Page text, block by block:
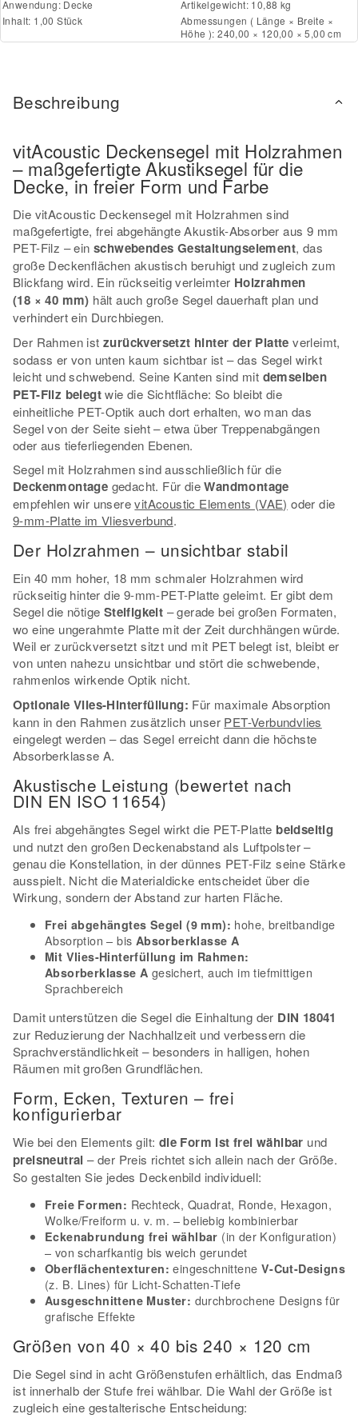
Anwendung: Decke
Artikelgewicht: 10,88 kg
Inhalt: 1,00 Stück
Abmessungen ( Länge × Breite ×
Höhe ): 240,00 × 120,00 × 5,00 cm
Beschreibung
vitAcoustic Deckensegel mit Holzrahmen
– maßgefertigte Akustiksegel für die
Decke, in freier Form und Farbe
Die vitAcoustic Deckensegel mit Holzrahmen sind
maßgefertigte, frei abgehängte Akustik-Absorber aus 9 mm
PET-Filz – einschwebendes Gestaltungselement, das
große Deckenflächen akustisch beruhigt und zugleich zum
Blickfang wird. Ein rückseitig verleimter Holzrahmen
(18 × 40 mm) hält auch große Segel dauerhaft plan und
verhindert ein Durchbiegen.
Der Rahmen ist zurückversetzt hinter der Platte verleimt,
sodass er von unten kaum sichtbar ist – das Segel wirkt
leicht und schwebend. Seine Kanten sind mit demselben
PET-Filz belegtwie die Sichtfläche: So bleibt die
einheitliche PET-Optik auch dort erhalten, wo man das
Segel von der Seite sieht – etwa über Treppenabgängen
oder aus tieferliegenden Ebenen.
Segel mit Holzrahmen sind ausschließlich für die
Deckenmontage gedacht. Für dieWandmontage
empfehlen wir unserevitAcoustic Elements (VAE) oder die
9-mm-Platte im Vliesverbund.
Der Holzrahmen – unsichtbar stabil
Ein 40 mm hoher, 18 mm schmaler Holzrahmen wird
rückseitig hinter die 9-mm-PET-Platte geleimt. Er gibt dem
Segel die nötige Steifigkeit – gerade bei großen Formaten,
wo eine ungerahmte Platte mit der Zeit durchhängen würde.
Weil er zurückversetzt sitzt und mit PET belegt ist, bleibt er
von unten nahezu unsichtbar und stört die schwebende,
rahmenlos wirkende Optik nicht.
Optionale Vlies-Hinterfüllung: Für maximale Absorption
kann in den Rahmen zusätzlich unser PET-Verbundvlies
eingelegt werden – das Segel erreicht dann die höchste
Absorberklasse A.
Akustische Leistung (bewertet nach
DIN EN ISO 11654)
Als frei abgehängtes Segel wirkt die PET-Platte beidseitig
und nutzt den großen Deckenabstand als Luftpolster –
genau die Konstellation, in der dünnes PET-Filz seine Stärke
ausspielt. Nicht die Materialdicke entscheidet über die
Wirkung, sondern der Abstand zur harten Fläche.
Frei abgehängtes Segel (9 mm): hohe, breitbandige
Absorption – bis Absorberklasse A
Mit Vlies-Hinterfüllung im Rahmen:
Absorberklasse A gesichert, auch im tiefmittigen
Sprachbereich
Damit unterstützen die Segel die Einhaltung der DIN 18041
zur Reduzierung der Nachhallzeit und verbessern die
Sprachverständlichkeit – besonders in halligen, hohen
Räumen mit großen Grundflächen.
Form, Ecken, Texturen – frei
konfigurierbar
Wie bei den Elements gilt: die Form ist frei wählbar und
preisneutral – der Preis richtet sich allein nach der Größe.
So gestalten Sie jedes Deckenbild individuell:
Freie Formen: Rechteck, Quadrat, Ronde, Hexagon,
Wolke/Freiform u. v. m. – beliebig kombinierbar
Eckenabrundung frei wählbar (in der Konfiguration)
– von scharfkantig bis weich gerundet
Oberflächentexturen: eingeschnittene V-Cut-Designs
(z. B. Lines) für Licht-Schatten-Tiefe
Ausgeschnittene Muster: durchbrochene Designs für
grafische Effekte
Größen von 40 × 40 bis 240 × 120 cm
Die Segel sind in acht Größenstufen erhältlich, das Endmaß
ist innerhalb der Stufe frei wählbar. Die Wahl der Größe ist
zugleich eine gestalterische Entscheidung: